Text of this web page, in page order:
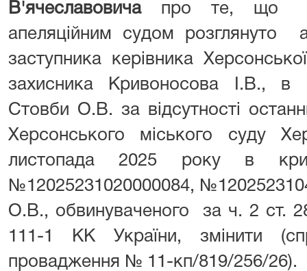
В'ячеславовичапро те,
апеляційним судом розглянуто
заступника керівника
захисника Кривоносова І.В., в
Стовби О.В. за відсутності
Херсонського міського суду
листопада 2025 року в
№12025231020000084,
О.В., обвинуваченого за ч. 2 ст.
111-1 КК України, змінити
провадження № 11-кп/819/256/26).